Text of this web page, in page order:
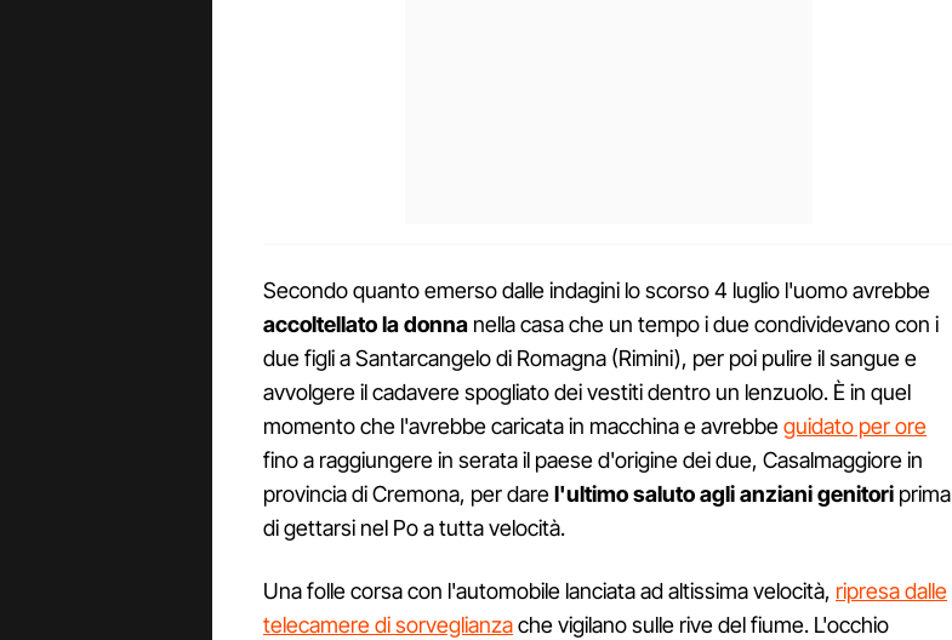
Secondo quanto emerso dalle indagini lo scorso 4 luglio l'uomo avrebbe
accoltellato la donna nella casa che un tempo i due condividevano con i
due figli a Santarcangelo di Romagna (Rimini), per poi pulire il sangue e
avvolgere il cadavere spogliato dei vestiti dentro un lenzuolo. È in quel
momento che l'avrebbe caricata in macchina e avrebbeguidato per ore
fino a raggiungere in serata il paese d'origine dei due, Casalmaggiore in
provincia di Cremona, per darel'ultimo saluto agli anziani genitori prima
di gettarsi nel Po a tutta velocità.
Una folle corsa con l'automobile lanciata ad altissima velocità, ripresa dalle
telecamere di sorveglianzache vigilano sulle rive del fiume. L'occhio